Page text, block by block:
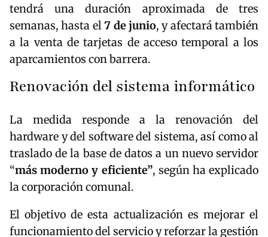
tendrá una duración aproximada de tres
semanas, hasta el7 de junio, y afectará también
a la venta de tarjetas de acceso temporal a los
aparcamientos con barrera.
Renovación del sistema informático
La medida responde a la renovación del
hardware y del software del sistema, así como al
traslado de la base de datos a un nuevo servidor
“más moderno y eficiente”, según ha explicado
la corporación comunal.
El objetivo de esta actualización es mejorar el
funcionamiento del servicio y reforzar la gestión